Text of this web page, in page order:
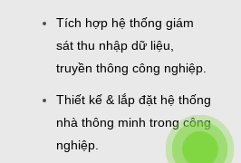
Tích hợp hệ thống giám
sát thu nhập dữ liệu,
truyền thông công nghiệp.
Thiết kế & lắp đặt hệ thống
nhà thông minh trong công
nghiệp.